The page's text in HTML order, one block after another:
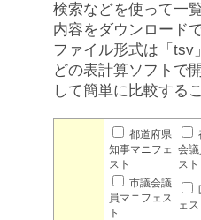
検索などを使って一
内容をダウンロード
ファイル形式は「tsv
どの表計算ソフトで
して簡単に比較する
都道府県
知事マニフェ
スト
会
スト
市議会議
員マニフェス
ト
ェス